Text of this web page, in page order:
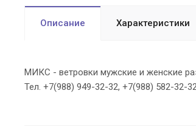
Описание Характеристики
МИКС - ветровки мужские и женские
Тел. +7(988) 949-32-32, +7(988) 582-